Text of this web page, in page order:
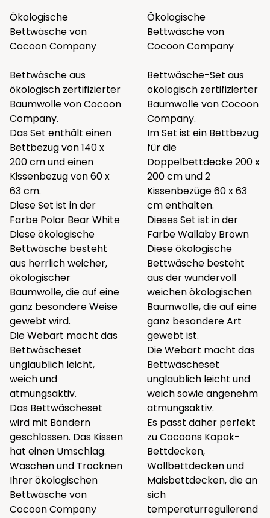
Ökologische
Bettwäsche von
Cocoon Company
Bettwäsche aus
ökologisch zertifizierter
Baumwolle von Cocoon
Company.
Das Set enthält einen
Bettbezug von 140 x
200 cm und einen
Kissenbezug von 60 x
63 cm.
Diese Set ist in der
Farbe Polar Bear White
Diese ökologische
Bettwäsche besteht
aus herrlich weicher,
ökologischer
Baumwolle, die auf eine
ganz besondere Weise
gewebt wird.
Die Webart macht das
Bettwäscheset
unglaublich leicht,
weich und
atmungsaktiv.
Das Bettwäscheset
wird mit Bändern
geschlossen. Das Kissen
hat einen Umschlag.
Waschen und Trocknen
Ihrer ökologischen
Bettwäsche von
Cocoon Company
Ökologische
Bettwäsche von
Cocoon Company
Bettwäsche-Set aus
ökologisch zertifizierter
Baumwolle von Cocoon
Company.
Im Set ist ein Bettbezug
für die
Doppelbettdecke 200 x
200 cm und 2
Kissenbezüge 60 x 63
cm enthalten.
Dieses Set ist in der
Farbe Wallaby Brown
Diese ökologische
Bettwäsche besteht
aus der wundervoll
weichen ökologischen
Baumwolle, die auf eine
ganz besondere Art
gewebt ist.
Die Webart macht das
Bettwäscheset
unglaublich leicht und
weich sowie angenehm
atmungsaktiv.
Es passt daher perfekt
zu Cocoons Kapok-
Bettdecken,
Wollbettdeckenund
Maisbettdecken, die an
sich
temperaturregulierend